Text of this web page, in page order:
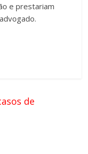
e prestariam
de